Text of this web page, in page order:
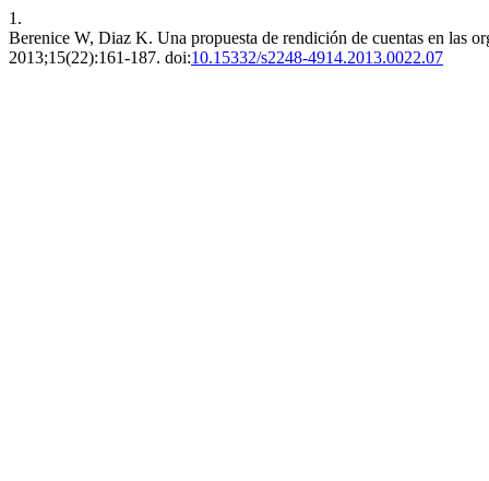
1.
Berenice W, Diaz K. Una propuesta de rendición de cuentas en las
2013;15(22):161-187. doi:10.15332/s2248-4914.2013.0022.07